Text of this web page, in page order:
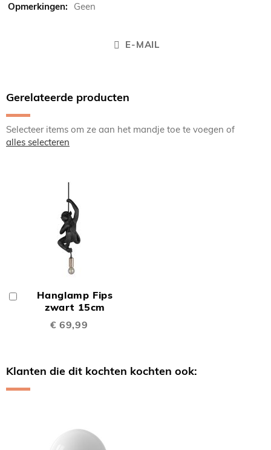
Geen
E-MAIL
Gerelateerde producten
Selecteer items om ze aan het mandje toe te voegen of
alles selecteren
Hanglamp Fips
zwart 15cm
€ 69,99
Winkelwagen
Klanten die dit kochten kochten ook: